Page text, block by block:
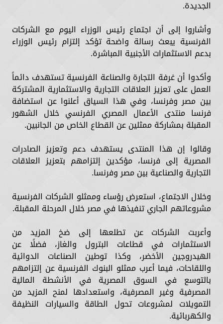
الجديدة.
وأشاروا إلى أن اجتماع رئيس الوزراء اليوم مع الشركات
الفرنسية يبعث رسالة واضحة تؤكد إلتزام رئيس الوزراء
بدعم الاستثمارات الأجنبية المباشرة.
وأكدوا أن غرفة التجارة والصناعة الفرنسية تستهدف دائماً
العمل على تعزيز العلاقات التجارية والاستثمارية المشتركة
بين مصر وفرنسا، وفي هذا السياق أعلنوا عن استضافة
فرنسا منتدى الأعمال المصري الفرنسي خلال الشهور
المقبلة بمشاركة ممثلين عن القطاع الخاص من الجانبين.
وقالوا إن هذا المنتدى يستهدف دعم وتعزيز الصادرات
المصرية إلى فرنسا، مؤكدين إلتزامهم بتعزيز العلاقات
التجارية والصناعية بين مصر وفرنسا.
وخلال الاجتماع، استعرض رؤساء وممثلو الشركات الفرنسية
مشروعاتهم الجاري تنفيذها في مصر خلال المرحلة المقبلة.
وأعربت الشركات عن تطلعها إلى ضخ المزيد من
الاستثمارات في قطاعات البترول والغاز، فضلًا عن
الهيدروجين الأخضر، وكذا توطين الصناعات الدوائية
واللقاحات، فيما أعرب ممثلو البنوك الفرنسية عن إلتزامهم
بالتوسع في السوق المصرية في الأنشطة المالية
المصرفية وغير المصرفية، واستعدادها لمنح المزيد من
التمويلات لمشروعات تحول الطاقة والسيارات النظيفة
والكهربائية.